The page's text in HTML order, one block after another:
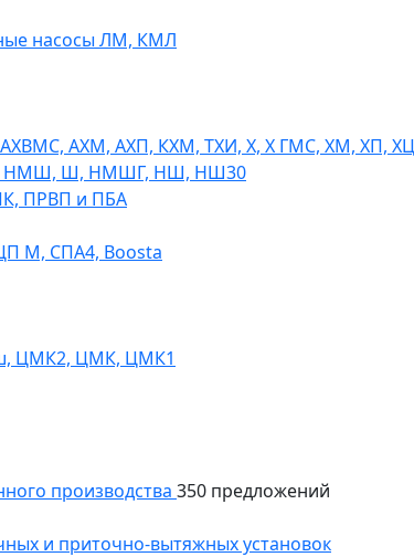
насосы ЛМ, КМЛ
АХМ, АХП, КХМ, ТХИ, Х, Х ГМС, ХМ, ХП,
НМШ, Ш, НМШГ, НШ, НШ30
ПРВП и ПБА
М, СПА4, Boosta
ЦМК2, ЦМК, ЦМК1
производства 350 предложений
и приточно-вытяжных установок